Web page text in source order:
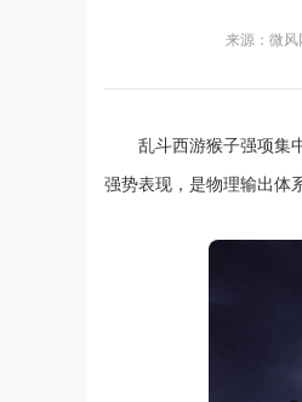
来源： 微风
乱斗西游猴子强项集
强势表现，是物理输出体